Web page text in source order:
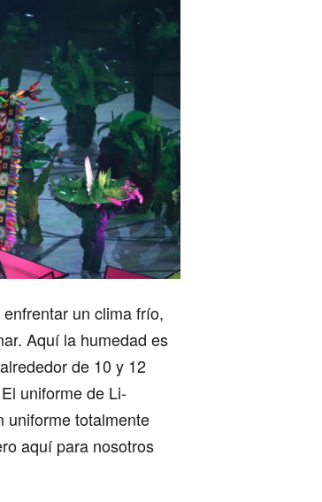
un clima frío,
. Aquí la humedad es
de 10 y 12
uniforme de Li-
uniforme totalmente
aquípara nosotros